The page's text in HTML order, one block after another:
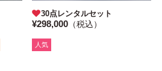
30点レンタルセット
¥298,000 （税込）
人気